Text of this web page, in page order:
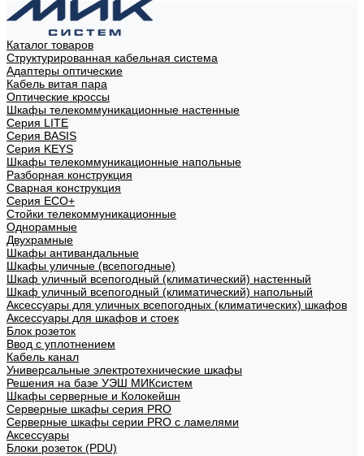
Каталог товаров
Структурированная кабельная система
Адаптеры оптические
Кабель витая пара
Оптические кроссы
Шкафы телекоммуникационные настенные
Cерия LITE
Cерия BASIS
Cерия KEYS
Шкафы телекоммуникационные напольные
Разборная конструкция
Сварная конструкция
Серия ECO+
Стойки телекоммуникационные
Однорамные
Двухрамные
Шкафы антивандальные
Шкафы уличные (всепогодные)
Шкаф уличный всепогодный (климатический) настенный
Шкаф уличный всепогодный (климатический) напольный
Аксессуары для уличных всепогодных (климатических) шкафов
Аксессуары для шкафов и стоек
Блок розеток
Ввод с уплотнением
Кабель канал
Универсальные электротехнические шкафы
Решения на базе УЭШ МИКсистем
Шкафы серверные и Колокейшн
Серверные шкафы серия PRO
Серверные шкафы серии PRO с ламелями
Аксессуары
Блоки розеток (PDU)